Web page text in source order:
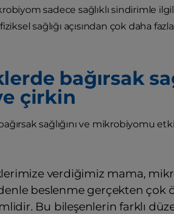
sadece sağlıklı sindirimle
sağlığı açısından çok daha
bağırsak
çirkin
sağlığını ve mikrobiyomu
verdiğimiz mama,
beslenme gerçekten
Bu bileşenlerin farklı